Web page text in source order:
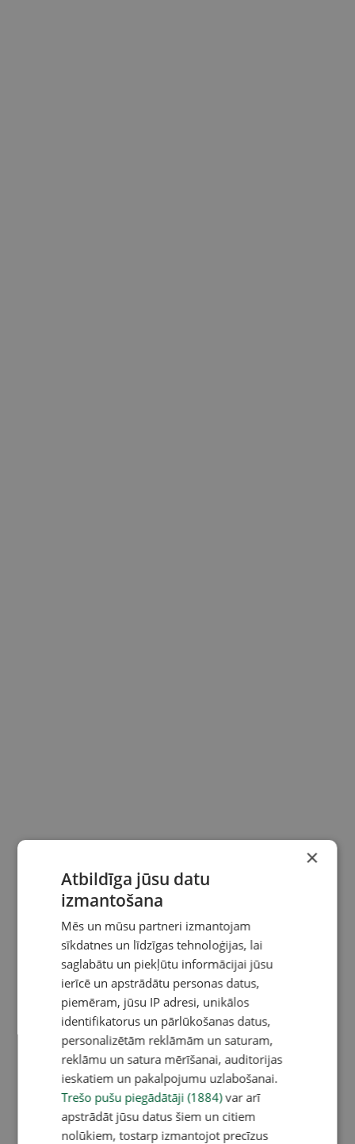
×
Atbildīga jūsu datu
izmantošana
Mēs un mūsu partneri izmantojam
sīkdatnes un līdzīgas tehnoloģijas, lai
saglabātu un piekļūtu informācijai jūsu
ierīcē un apstrādātu personas datus,
piemēram, jūsu IP adresi, unikālos
identifikatorus un pārlūkošanas datus,
personalizētām reklāmām un saturam,
reklāmu un satura mērīšanai, auditorijas
ieskatiem un pakalpojumu uzlabošanai.
Trešo pušu piegādātāji (1884)var arī
apstrādāt jūsu datus šiem un citiem
nolūkiem, tostarp izmantojot precīzus